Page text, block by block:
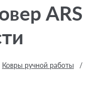
ARS
Ковры ручной работы /